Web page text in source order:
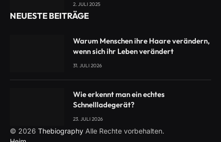
2. JULI 2025
NEUESTE BEITRÄGE
Warum Menschen ihre Haare verändern,
wenn sich ihr Leben verändert
31. JULI 2026
Wie erkennt man ein echtes
Schnellladegerät?
23. JULI 2026
© 2026 Thebiography Alle Rechte vorbehalten.